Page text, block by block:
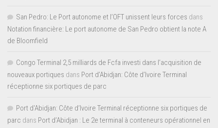
San Pedro: Le Port autonome et l’OFT unissent leurs forces dans
Notation financière: Le port autonome de San Pedro obtient la note A
de Bloomfield
Congo Terminal 2,5 milliards de Fcfa investi dans l’acquisition de
nouveaux portiques dans Port d’Abidjan: Côte d’Ivoire Terminal
réceptionne six portiques de parc
Port d'Abidjan: Côte d’Ivoire Terminal réceptionne six portiques de
parc dans Port d’Abidjan : Le 2e terminal à conteneurs opérationnel en